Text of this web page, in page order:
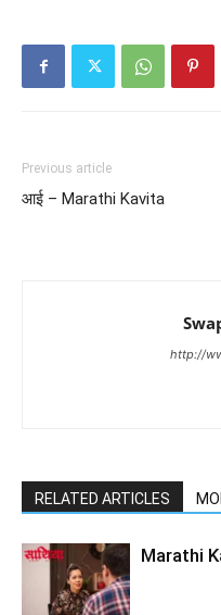
Previous article
आई – Marathi Kavita
http://
RELATED ARTICLES
Marathi